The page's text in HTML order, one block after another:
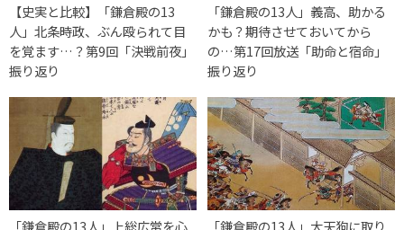
【史実と比較】「鎌倉殿の13
人」北条時政、ぶん殴られて目
を覚ます…？第9回「決戦前夜」
振り返り
「鎌倉殿の13人」義高、助かる
かも？期待させておいてから
の…第17回放送「助命と宿命」
振り返り
「鎌倉殿の13人」上総広常を心
「鎌倉殿の13人」大天狗に取り